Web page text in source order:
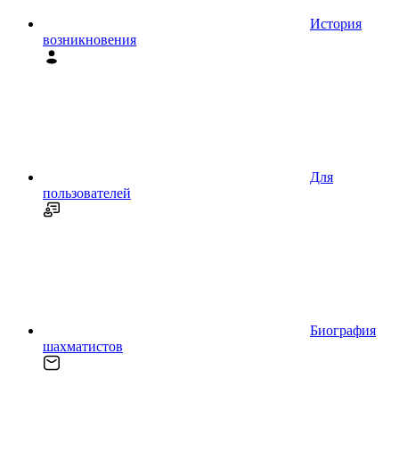
История
возникновения
Для
пользователей
Биография
шахматистов